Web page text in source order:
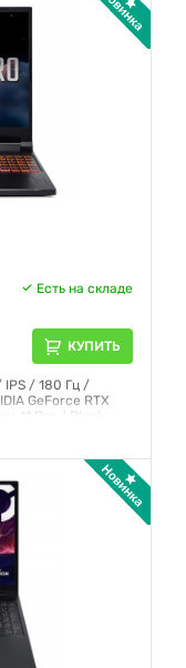
Есть на складе
КУПИТЬ
IPS / 180 Гц /
GeForce RTX
11 Pro / Black